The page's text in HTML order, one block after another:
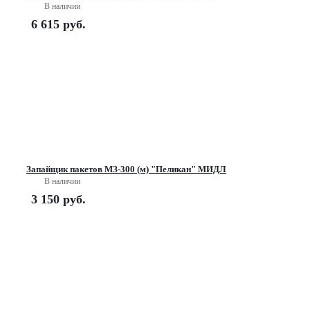
В наличии
6 615 руб.
Запайщик пакетов МЗ-300 (м) "Пеликан" МИДЛ
В наличии
3 150 руб.